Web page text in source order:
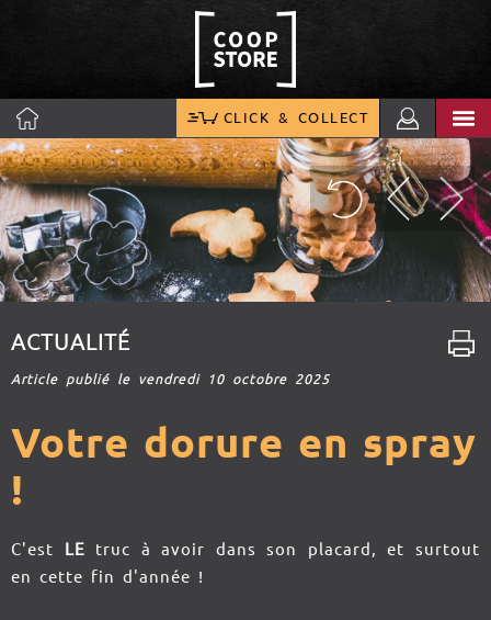
CLICK & COLLECT
ACTUALITÉ
Article publié le vendredi 10 octobre 2025
Votre dorure en spray
!
C'est LE truc à avoir dans son placard, et surtout
en cette fin d'année !